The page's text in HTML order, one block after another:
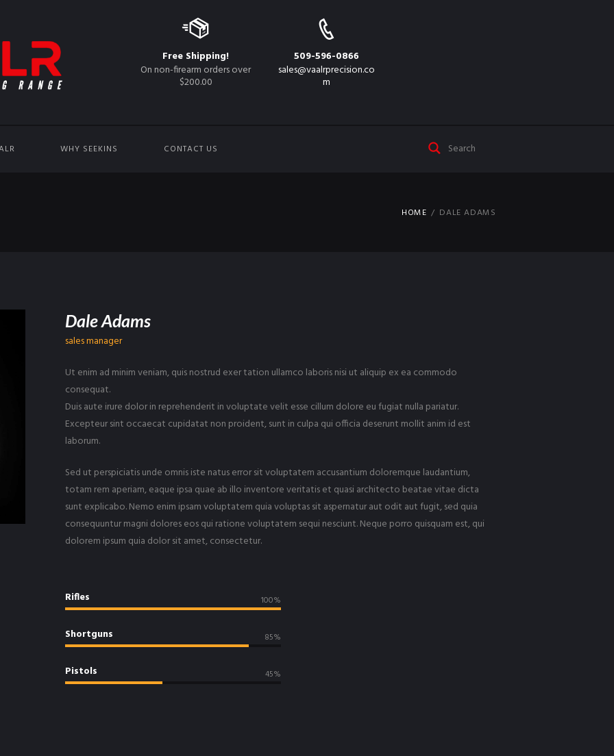
Free Shipping!
On non-firearm orders over
$200.00
509-596-0866
sales@vaalrprecision.co
m
WHY SEEKINS CONTACT US
HOME DALE ADAMS
Dale Adams
sales manager
Ut enim ad minim veniam, quis nostrud exer tation ullamco laboris nisi ut aliquip ex ea commodo
consequat.
Duis aute irure dolor in reprehenderit in voluptate velit esse cillum dolore eu fugiat nulla pariatur.
Excepteur sint occaecat cupidatat non proident, sunt in culpa qui officia deserunt mollit anim id est
laborum.
Sed ut perspiciatis unde omnis iste natus error sit voluptatem accusantium doloremque laudantium,
totam rem aperiam, eaque ipsa quae ab illo inventore veritatis et quasi architecto beatae vitae dicta
sunt explicabo. Nemo enim ipsam voluptatem quia voluptas sit aspernatur aut odit aut fugit, sed quia
consequuntur magni dolores eos qui ratione voluptatem sequi nesciunt. Neque porro quisquam est, qui
dolorem ipsum quia dolor sit amet, consectetur.
Rifles 100%
Shortguns 85%
Pistols 45%